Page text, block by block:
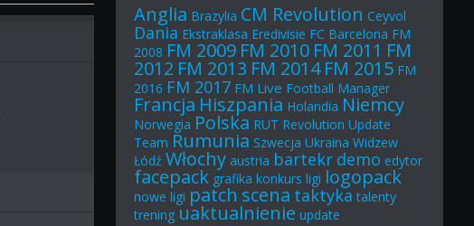
Anglia Brazylia CM Revolution Ceyvol
Dania Ekstraklasa Eredivisie FC Barcelona FM
2008 FM 2009 FM 2010 FM 2011 FM
2012 FM 2013 FM 2014 FM 2015 FM
2016 FM 2017 FM Live Football Manager
Francja Hiszpania Holandia Niemcy
Norwegia Polska RUT Revolution Update
Team Rumunia Szwecja Ukraina Widzew
Łódź Włochy austria bartekr demo edytor
facepack grafika konkurs ligi logopack
nowe ligi patch scena taktyka talenty
trening uaktualnienie update